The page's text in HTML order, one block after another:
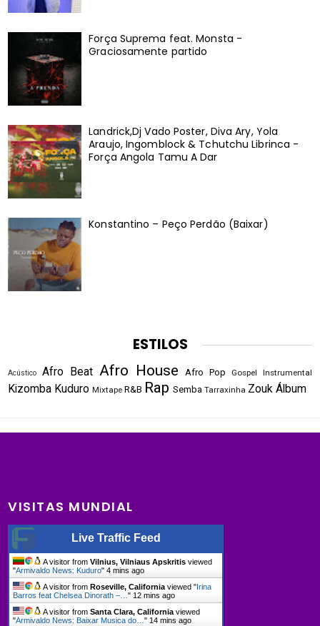
Força Suprema feat. Monsta -
Graciosamente partido
Landrick,Dj Vado Poster, Diva Ary, Yola
Araujo, Ingomblock & Tchutchu Librinca -
Força Angola Tamu A Dar
Konstantino – Peço Perdão (Baixar)
ESTILOS
Acústico Afro Beat Afro House Afro Pop Gospel Instrumental
Kizomba Kuduro Mixtape R&B Rap Semba Tarraxinha Zouk Álbum
VISITAS MUNDIAL
Live Traffic Feed
A visitor fromVilnius, Vilniaus Apskritis viewed
"Armivaldo News: Kuduro"4 mins ago
A visitor from Roseville, California viewed " Irina
Barros feat Chelsea Dinorath –…" 12 mins ago
A visitor fromSanta Clara, California viewed
"Armivaldo News: Baixar Musica do…" 14 mins ago